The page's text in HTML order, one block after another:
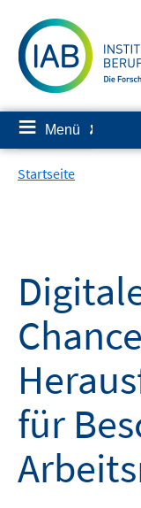
zum
Inhalt
≡ Menü ✘
Startseite
für